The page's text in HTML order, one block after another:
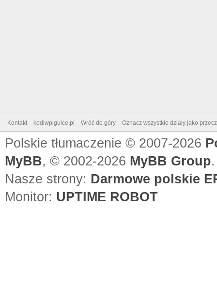
Kontakt kodiwpigulce.pl Wróć do góry Oznacz wszystkie działy jako
Polskie tłumaczenie © 2007-2026
MyBB, © 2002-2026 MyBB Group.
Nasze strony: Darmowe polskie
Monitor: UPTIME ROBOT